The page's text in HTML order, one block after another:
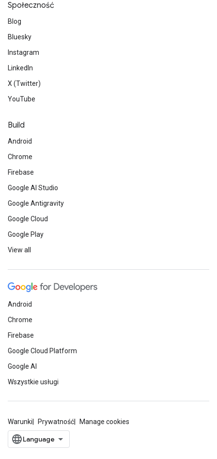
Społeczność
Blog
Bluesky
Instagram
LinkedIn
X (Twitter)
YouTube
Build
Android
Chrome
Firebase
Google AI Studio
Google Antigravity
Google Cloud
Google Play
View all
Android
Chrome
Firebase
Google Cloud Platform
Google AI
Wszystkie usługi
Warunki Prywatność Manage cookies